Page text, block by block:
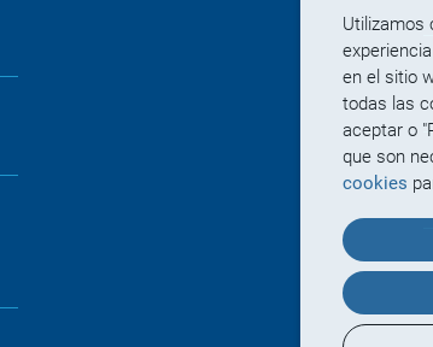
Utilizamos
en el sitio
todas las
aceptar o
que son
cookies